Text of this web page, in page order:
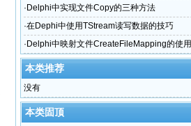
· Delphi中实现文件Copy的三种方法
·在Dephi中使用TStream读写数据的技巧
· Delphi中映射文件CreateFileMapping的使用
本类推荐
没有
本类固顶